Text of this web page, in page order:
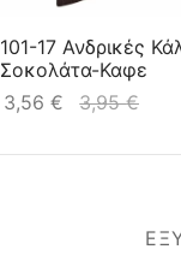
101-17 Ανδρικές
Σοκολάτα-Καφε
3,56€ 3,95€